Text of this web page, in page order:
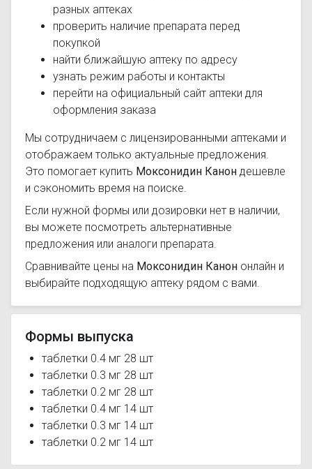
разных аптеках
проверить наличие препарата перед
покупкой
найти ближайшую аптеку по адресу
узнать режим работы и контакты
перейти на официальный сайт аптеки для
оформления заказа
Мы сотрудничаем с лицензированными аптеками и
отображаем только актуальные предложения.
Это помогает купить Моксонидин Канон дешевле
и сэкономить время на поиске.
Если нужной формы или дозировки нет в наличии,
вы можете посмотреть альтернативные
предложения или аналоги препарата.
Сравнивайте цены на Моксонидин Канон онлайн и
выбирайте подходящую аптеку рядом с вами.
Формы выпуска
таблетки 0.4 мг 28 шт
таблетки 0.3 мг 28 шт
таблетки 0.2 мг 28 шт
таблетки 0.4 мг 14 шт
таблетки 0.3 мг 14 шт
таблетки 0.2 мг 14 шт